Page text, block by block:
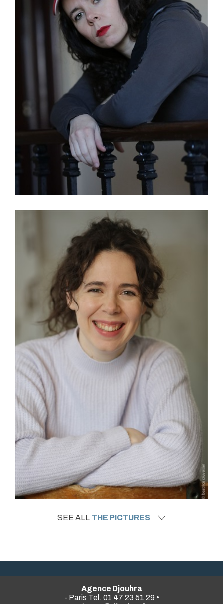
SEE ALL THE PICTURES
Agence Djouhra
- Paris Tel. 01 47 23 51 29 •